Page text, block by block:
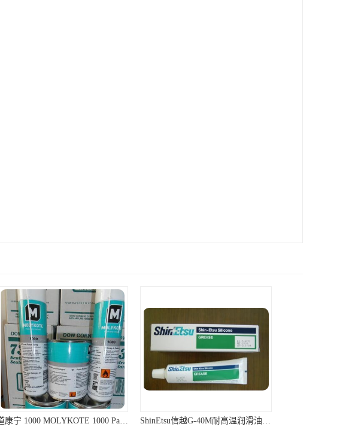
道康宁 1000 MOLYKOTE 1000 Paste 螺纹防卡剂 道康宁防卡剂 ShinEtsu信越G-40M耐高温润滑油硅脂油脂